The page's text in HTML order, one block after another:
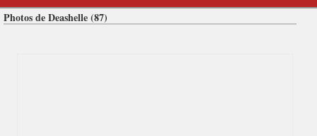
Photos de Deashelle (87)